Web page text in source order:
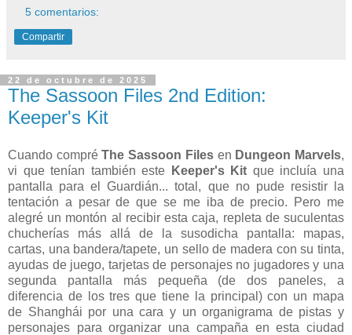
5 comentarios:
Compartir
22 de octubre de 2025
The Sassoon Files 2nd Edition:
Keeper's Kit
Cuando compréThe Sassoon Filesen Dungeon Marvels,
vi que tenían también este
Keeper's Kit que incluía una
pantalla para el Guardián... total, que no pude resistir la
tentación a pesar de que se me iba de precio. Pero me
alegré un montón al recibir esta caja, repleta de suculentas
chucherías más allá de la susodicha pantalla: mapas,
cartas, una bandera/tapete, un sello de madera con su tinta,
ayudas de juego, tarjetas de personajes no jugadores y una
segunda pantalla más pequeña (de dos paneles, a
diferencia de los tres que tiene la principal) con un mapa
de Shanghái por una cara y un organigrama de pistas y
personajes para organizar una campaña en esta ciudad